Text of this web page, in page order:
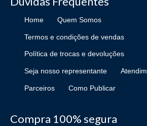
Home Quem Somos
Termos e condições de vendas
Política de trocas e devoluções
Seja nosso representante
Parceiros Como Publicar
Compra 100% segura